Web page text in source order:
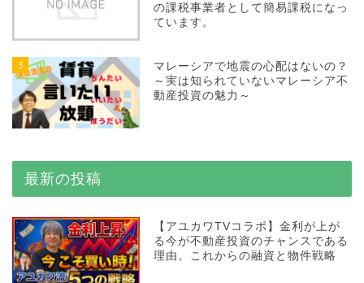
の課税事業者として簡易課税になっ
ています。
3
マレーシアで地震の心配はないの？
～実は知られていないマレーシア不
動産投資の魅力～
最新の投稿
【アユカワTVコラボ】金利が上が
る今が不動産投資のチャンスである
理由。これからの融資と物件戦略